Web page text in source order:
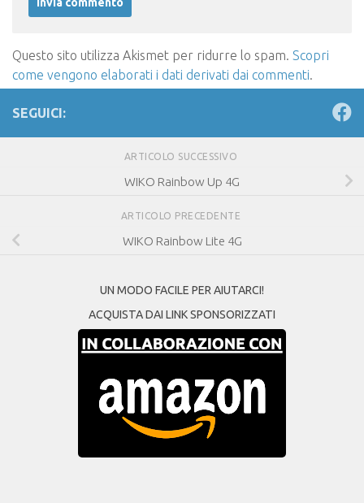
Questo sito utilizza Akismet per ridurre lo spam. Scopri
come vengono elaborati i dati derivati dai commenti.
SEGUICI:
ARTICOLO SUCCESSIVO
WIKO Rainbow Up 4G
ARTICOLO PRECEDENTE
WIKO Rainbow Lite 4G
UN MODO FACILE PER AIUTARCI!
ACQUISTA DAI LINK SPONSORIZZATI